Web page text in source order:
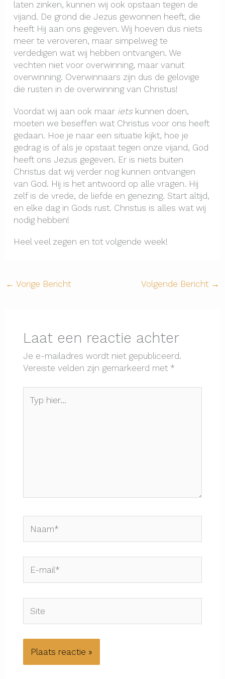
laten zinken, kunnen wij ook opstaan tegen de
vijand. De grond die Jezus gewonnen heeft, die
heeft Hij aan ons gegeven. Wij hoeven dus niets
meer te veroveren, maar simpelweg te
verdedigen wat wij hebben ontvangen. We
vechten niet voor overwinning, maar vanuit
overwinning. Overwinnaars zijn dus de gelovige
die rusten in de overwinning van Christus!
Voordat wij aan ook maar ietskunnen doen,
moeten we beseffen wat Christus voor ons heeft
gedaan. Hoe je naar een situatie kijkt, hoe je
gedrag is of als je opstaat tegen onze vijand, God
heeft ons Jezus gegeven. Er is niets buiten
Christus dat wij verder nog kunnen ontvangen
van God. Hij is het antwoord op alle vragen. Hij
zelf is de vrede, de liefde en genezing. Start altijd,
en elke dag in Gods rust. Christus is alles wat wij
nodig hebben!
Heel veel zegen en tot volgende week!
← Vorige Bericht Volgende Bericht →
Laat een reactie achter
Je e-mailadres wordt niet gepubliceerd.
Vereiste velden zijn gemarkeerd met *
hier...
mail*